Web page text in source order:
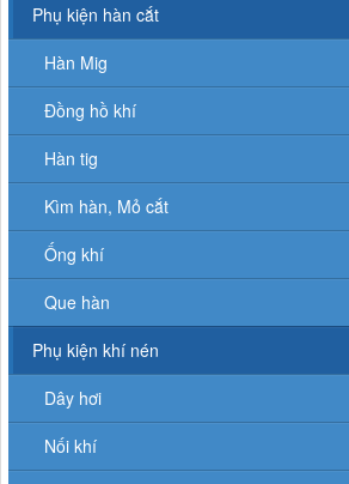
Phụ kiện hàn cắt
Hàn Mig
Đồng hồ khí
Hàn tig
Kìm hàn, Mỏ cắt
Ống khí
Que hàn
Phụ kiện khí nén
Dây hơi
Nối khí